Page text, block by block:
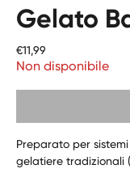
Gelato
Prezzo
€11,99
Non disponibile
Preparato per sistemi
gelatiere tradizionali